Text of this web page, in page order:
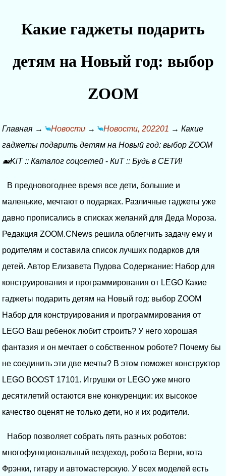
Какие гаджеты подарить
детям на Новый год: выбор
ZOOM
Главная → Новости → Новости, 202201 → Какие
гаджеты подарить детям на Новый год: выбор ZOOM
🐋KiT:: Каталог соцсетей - КиТ:: Будь в СЕТИ!
В предновогоднее время все дети, большие и
маленькие, мечтают о подарках. Различные гаджеты уже
давно прописались в списках желаний для Деда Мороза.
Редакция ZOOM.CNews решила облегчить задачу ему и
родителям и составила список лучших подарков для
детей. Автор Елизавета Пудова Содержание: Набор для
конструирования и программирования от LEGO Какие
гаджеты подарить детям на Новый год: выбор ZOOM
Набор для конструирования и программирования от
LEGO Ваш ребенок любит строить? У него хорошая
фантазия и он мечтает о собственном роботе? Почему бы
не соединить эти две мечты? В этом поможет конструктор
LEGO BOOST 17101. Игрушки от LEGO уже много
десятилетий остаются вне конкуренции: их высокое
качество оценят не только дети, но и их родители.
Набор позволяет собрать пять разных роботов:
многофункциональный вездеход, робота Верни, кота
Фрэнки, гитару и автомастерскую. У всех моделей есть